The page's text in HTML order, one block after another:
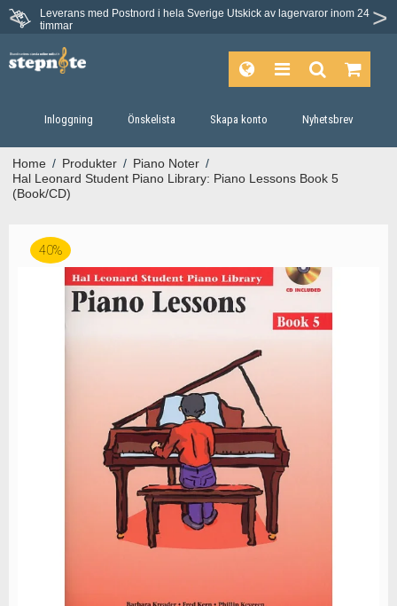
Leverans med Postnord i hela Sverige Utskick av lagervaror inom 24
timmar
Du har 30 dagars ångerrätt.
Inloggning Önskelista Skapa konto Nyhetsbrev
Home / Produkter / Piano Noter /
Hal Leonard Student Piano Library: Piano Lessons Book 5
(Book/CD)
40%